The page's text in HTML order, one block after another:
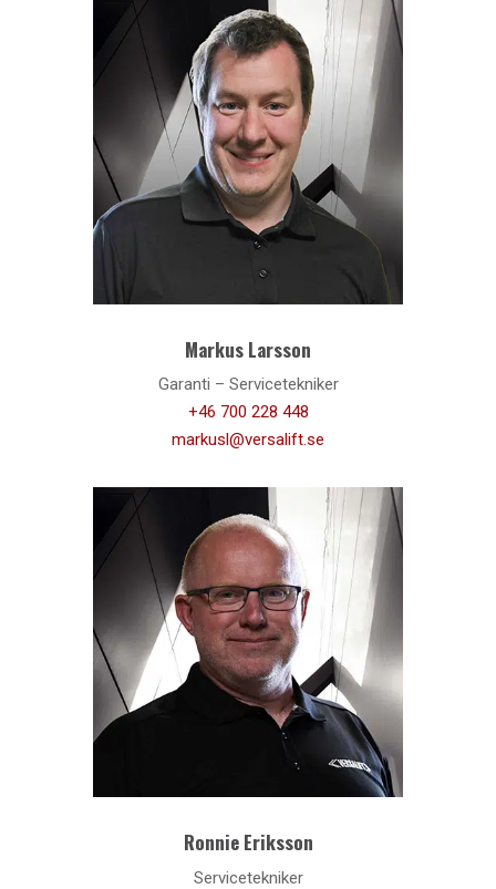
Markus Larsson
Garanti – Servicetekniker
+46 700 228 448
markusl@versalift.se
Ronnie Eriksson
Servicetekniker